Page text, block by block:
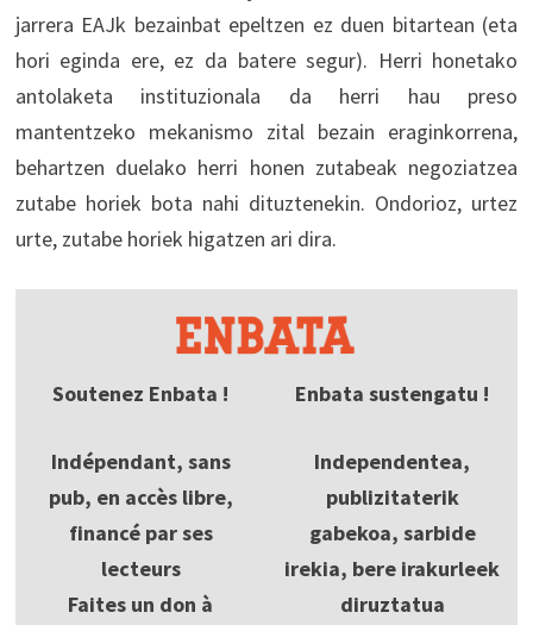
jarrera EAJk bezainbat epeltzen ez duen bitartean (eta
hori eginda ere, ez da batere segur). Herri honetako
antolaketa instituzionala da herri hau preso
mantentzeko mekanismo zital bezain eraginkorrena,
behartzen duelako herri honen zutabeak negoziatzea
zutabe horiek bota nahi dituztenekin. Ondorioz, urtez
urte, zutabe horiek higatzen ari dira.
Soutenez Enbata !
Indépendant, sans
pub, en accès libre,
financé par ses
lecteurs
Faites un don à
Enbata sustengatu !
Independentea,
publizitaterik
gabekoa, sarbide
irekia, bere irakurleek
diruztatua